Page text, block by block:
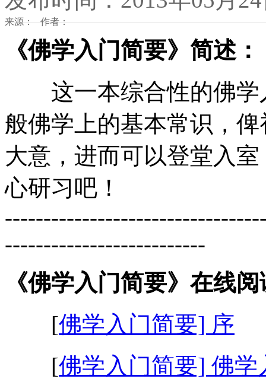
来源： 作者：
《佛学入门简要》简述：
这一本综合性的佛学
般佛学上的基本常识，
大意，进而可以登堂入
心研习吧！
--------------------------
《佛学入门简要》在线
[佛学入门简要] 序
[佛学入门简要] 佛